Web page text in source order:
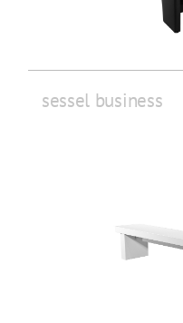
sessel business